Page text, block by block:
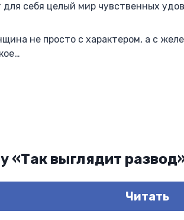
для себя целый мир чувственных
не просто с характером, а с
«Так выглядит
Читать